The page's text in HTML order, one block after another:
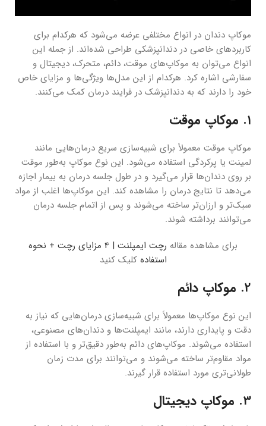
موکاپ دندان در انواع مختلفی عرضه می‌شود که هرکدام برای
کاربردهای خاصی در دندانپزشکی طراحی شده‌اند. از جمله این
انواع می‌توان به موکاپ‌های موقت، دائم، متحرک، دیجیتال و
سفارشی اشاره کرد. هرکدام از این مدل‌ها ویژگی‌ها و مزایای خاص
خود را دارند که به دندانپزشک در فرایند درمان کمک می‌کنند.
1. موکاپ موقت
موکاپ موقت معمولاً برای شبیه‌سازی سریع درمان‌هایی مانند
لمینت یا پرکردگی استفاده می‌شود. این نوع موکاپ به‌طور موقت
بر روی دندان‌ها قرار می‌گیرد و در طول جلسه درمان به بیمار اجازه
می‌دهد تا نتایج درمان را مشاهده کند. این موکاپ‌ها اغلب از مواد
سبک‌تر و ارزان‌تر ساخته می‌شوند و پس از اتمام جلسه درمان
می‌توانند برداشته شوند.
برای مشاهده مقاله
رچت ایمپلنت | 4 مزایای رچت + نحوه
استفاده کلیک کنید
2. موکاپ دائم
این نوع موکاپ‌ها معمولاً برای شبیه‌سازی درمان‌هایی که نیاز به
دقت و پایداری دارند، مانند ایمپلنت‌ها و دندان‌های مصنوعی،
استفاده می‌شوند. موکاپ‌های دائم به‌طور دقیق‌تر و با استفاده از
مواد مقاوم‌تر ساخته می‌شوند و می‌توانند برای مدت زمان
طولانی‌تری مورد استفاده قرار گیرند.
3. موکاپ دیجیتال